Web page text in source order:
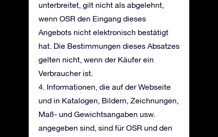
unterbreitet, gilt nicht als abgelehnt,
wenn OSR den Eingang dieses
Angebots nicht elektronisch bestätigt
hat. Die Bestimmungen dieses Absatzes
gelten nicht, wenn der Käufer ein
Verbraucher ist.
4. Informationen, die auf der Webseite
und in Katalogen, Bildern, Zeichnungen,
Maß- und Gewichtsangaben usw.
angegeben sind, sind für OSR und den